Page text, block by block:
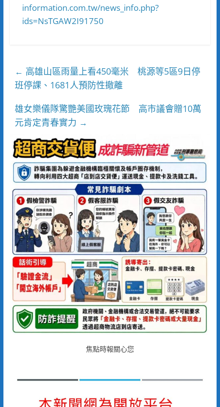
information.com.tw/news_info.php?
ids=NsTGAW2I91750
← 高雄山區雨量上看450毫米 桃源等5區9日停
班停課、1681人預防性撤離
雄女樂儀隊驚艷美國玫瑰花節 高市議會贈10萬
元肯定青春實力 →
焦點時報關心您